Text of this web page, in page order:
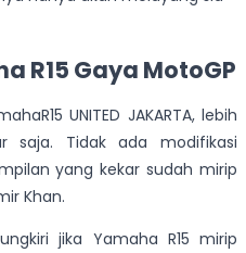
R15 Gaya MotoGP
UNITED JAKARTA, lebih
saja. Tidak ada modifikasi
yang kekar sudah mirip
Khan.
jika Yamaha R15 mirip